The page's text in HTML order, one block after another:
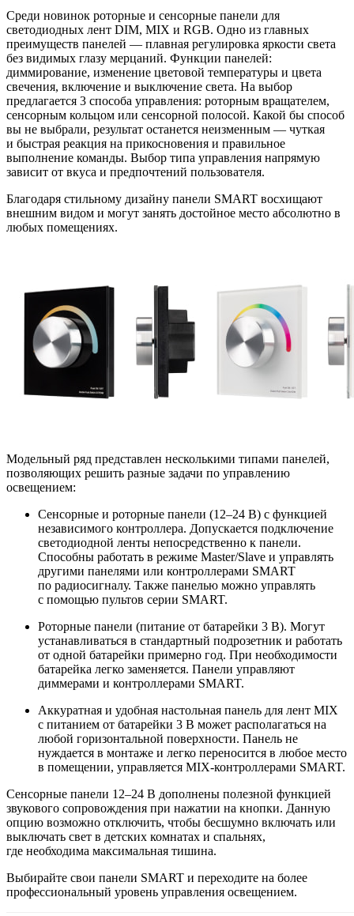
Среди новинок роторные и сенсорные панели для
светодиодных лент DIM, MIX и RGB. Одно из главных
преимуществ панелей — плавная регулировка яркости света
без видимых глазу мерцаний. Функции панелей:
диммирование, изменение цветовой температуры и цвета
свечения, включение и выключение света. На выбор
предлагается 3 способа управления: роторным вращателем,
сенсорным кольцом или сенсорной полосой. Какой бы способ
вы не выбрали, результат останется неизменным — чуткая
и быстрая реакция на прикосновения и правильное
выполнение команды. Выбор типа управления напрямую
зависит от вкуса и предпочтений пользователя.
Благодаря стильному дизайну панели SMART восхищают
внешним видом и могут занять достойное место абсолютно в
любых помещениях.
Модельный ряд представлен несколькими типами панелей,
позволяющих решить разные задачи по управлению
освещением:
Сенсорные и роторные панели (12–24 В) с функцией
независимого контроллера. Допускается подключение
светодиодной ленты непосредственно к панели.
Способны работать в режиме Master/Slave и управлять
другими панелями или контроллерами SMART
по радиосигналу. Также панелью можно управлять
с помощью пультов серии SMART.
Роторные панели (питание от батарейки 3 В). Могут
устанавливаться в стандартный подрозетник и работать
от одной батарейки примерно год. При необходимости
батарейка легко заменяется. Панели управляют
диммерами и контроллерами SMART.
Аккуратная и удобная настольная панель для лент MIX
с питанием от батарейки 3 В может располагаться на
любой горизонтальной поверхности. Панель не
нуждается в монтаже и легко переносится в любое место
в помещении, управляется MIX-контроллерами SMART.
Сенсорные панели 12–24 В дополнены полезной функцией
звукового сопровождения при нажатии на кнопки. Данную
опцию возможно отключить, чтобы бесшумно включать или
выключать свет в детских комнатах и спальнях,
где необходима максимальная тишина.
Выбирайте свои панели SMART и переходите на более
профессиональный уровень управления освещением.